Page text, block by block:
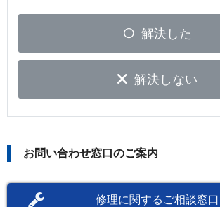
解決した
解決しない
お問い合わせ窓口のご案内
修理に関するご相談窓口